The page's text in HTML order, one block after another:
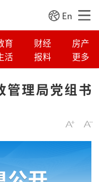
En
育 财经
房产
活 报料 更多
管理局党组书